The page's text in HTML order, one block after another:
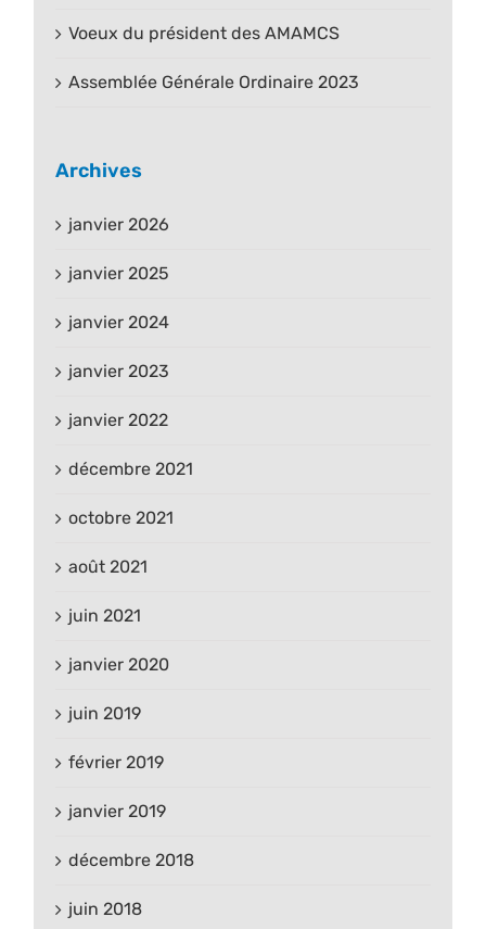
Voeux du président des AMAMCS
Assemblée Générale Ordinaire 2023
Archives
janvier 2026
janvier 2025
janvier 2024
janvier 2023
janvier 2022
décembre 2021
octobre 2021
août 2021
juin 2021
janvier 2020
juin 2019
février 2019
janvier 2019
décembre 2018
juin 2018